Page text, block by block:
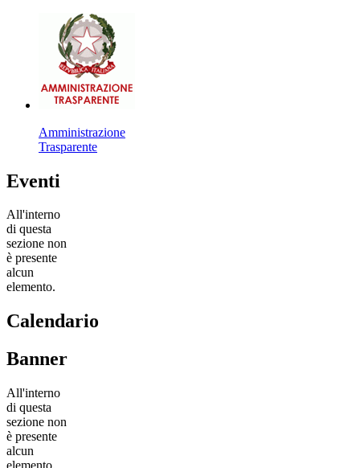
Amministrazione
Trasparente
Eventi
All'interno
di questa
sezione non
è presente
alcun
elemento.
Calendario
Banner
All'interno
di questa
sezione non
è presente
alcun